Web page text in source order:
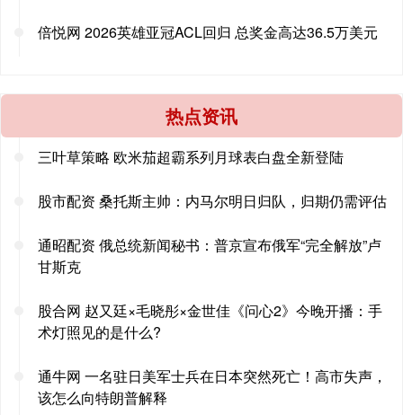
倍悦网 2026英雄亚冠ACL回归 总奖金高达36.5万美元
热点资讯
三叶草策略 欧米茄超霸系列月球表白盘全新登陆
股市配资 桑托斯主帅：内马尔明日归队，归期仍需评估
通昭配资 俄总统新闻秘书：普京宣布俄军“完全解放”卢
甘斯克
股合网 赵又廷×毛晓彤×金世佳《问心2》今晚开播：手
术灯照见的是什么?
通牛网 一名驻日美军士兵在日本突然死亡！高市失声，
该怎么向特朗普解释